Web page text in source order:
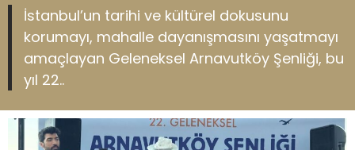
İstanbul’un tarihi ve kültürel dokusunu
korumayı, mahalle dayanışmasını yaşatmayı
amaçlayan Geleneksel Arnavutköy Şenliği, bu
yıl 22..